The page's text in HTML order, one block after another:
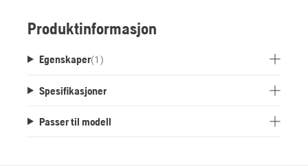
Produktinformasjon
Egenskaper(1 )
Spesifikasjoner
Passer til modell